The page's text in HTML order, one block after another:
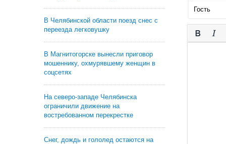
В Челябинской области поезд снес с
переезда легковушку
В Магнитогорске вынесли приговор
мошеннику, охмурявшему женщин в
соцсетях
На северо-западе Челябинска
ограничили движение на
востребованном перекрестке
Снег, дождь и гололед остаются на